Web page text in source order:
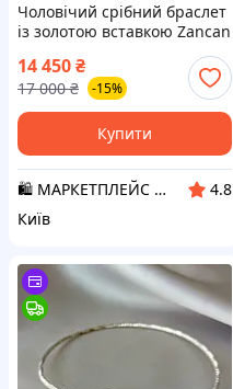
Чоловічий срібний браслет
із золотою вставкою Zancan
14 450₴
17 000 ₴ -15%
Купити
🛍️ МАРКЕТПЛЕЙС DMD
4.8
Київ